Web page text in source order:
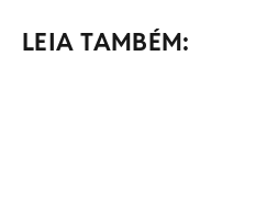
LEIA TAMBÉM: